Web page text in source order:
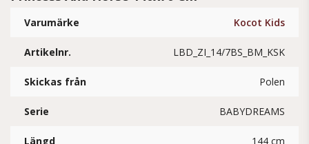
Varumärke Kocot Kids
Artikelnr. LBD_ZI_14/7BS_BM_KSK
Skickas från Polen
Serie BABYDREAMS
Längd 144 cm